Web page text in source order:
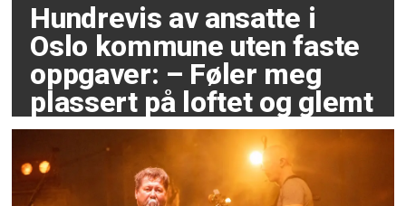
Hundrevis av ansatte i
Oslo kommune uten faste
oppgaver: – Føler meg
plassert på loftet og glemt